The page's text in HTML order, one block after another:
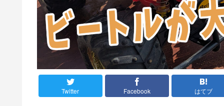
Twitter Facebook はてブ